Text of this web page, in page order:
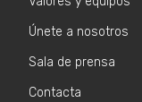
Únete a nosotros
Sala de prensa
Contacta